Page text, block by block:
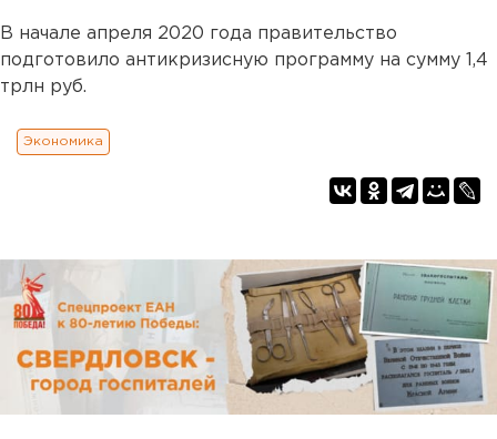
В начале апреля 2020 года правительство
подготовило антикризисную программу на сумму 1,4
трлн руб.
Экономика